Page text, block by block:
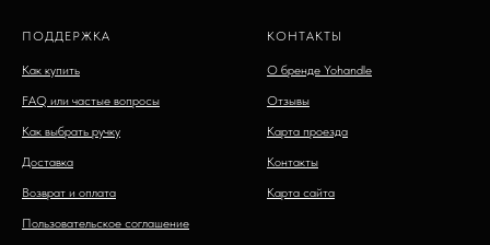
ПОДДЕРЖКА
Как купить
FAQ или частые вопросы
Как выбрать ручку
Доставка
Возврат и оплата
Пользовательское соглашение
КОНТАКТЫ
О бренде Yohandle
Отзывы
Карта проезда
Контакты
Карта сайта